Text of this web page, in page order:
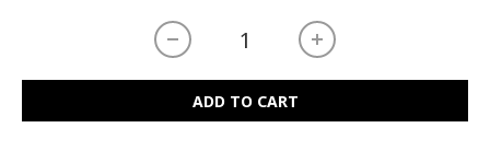
ADD TO CART